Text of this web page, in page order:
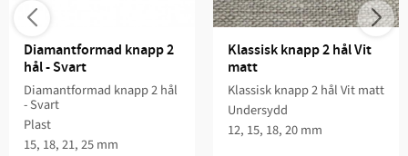
Diamantformad knapp 2
hål - Svart
Diamantformad knapp 2 hål
- Svart
Plast
15, 18, 21, 25 mm
Klassisk knapp 2 hål Vit
matt
Klassisk knapp 2 hål Vit matt
Undersydd
12, 15, 18, 20 mm